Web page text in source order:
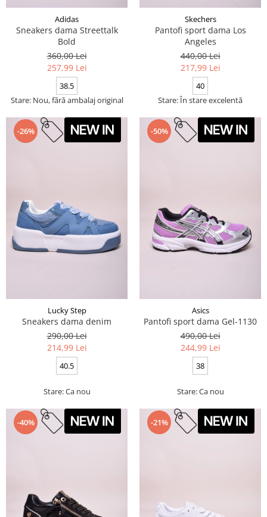
Adidas
Sneakers dama Streettalk
Bold
360,00 Lei
257,99 Lei
38.5
Stare: Nou, fără ambalaj original
Skechers
Pantofi sport dama Los
Angeles
440,00 Lei
217,99 Lei
40
Stare: În stare excelentă
-26%
Lucky Step
Sneakers dama denim
290,00 Lei
214,99 Lei
40.5
Stare: Ca nou
-50%
Asics
Pantofi sport dama Gel-1130
490,00 Lei
244,99 Lei
38
Stare: Ca nou
-40% -21%